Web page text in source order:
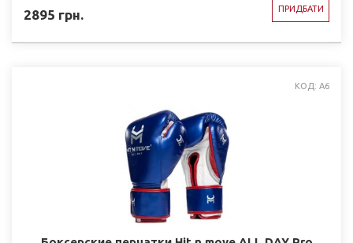
2895 грн. ПРИДБАТИ
КОД: A6